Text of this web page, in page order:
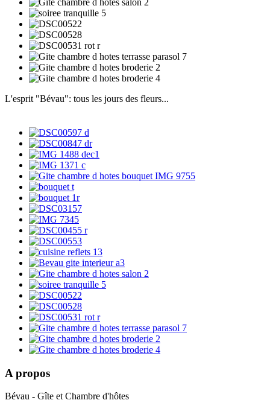
L'esprit "Bévau": tous les jours des fleurs...
A propos
Bévau - Gîte et Chambre d'hôtes